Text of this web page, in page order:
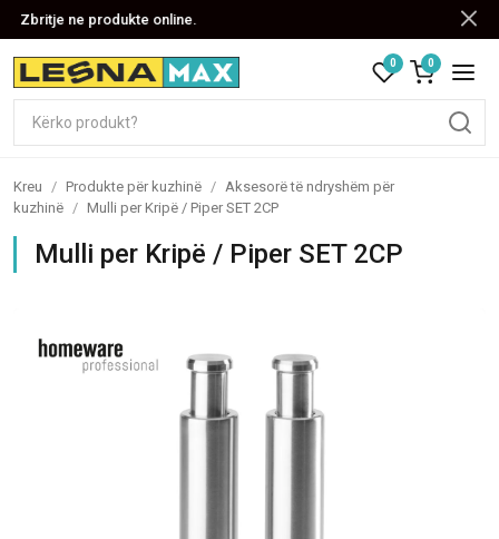
Zbritje ne produkte online.
0 0
Kreu / Produkte për kuzhinë / Aksesorë të ndryshëm për
kuzhinë / Mulli per Kripë / Piper SET 2CP
Mulli per Kripë / Piper SET 2CP